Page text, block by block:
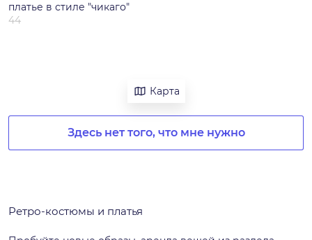
платье в стиле "чикаго"
44
Карта
Здесь нет того, что мне нужно
Ретро-костюмы и платья